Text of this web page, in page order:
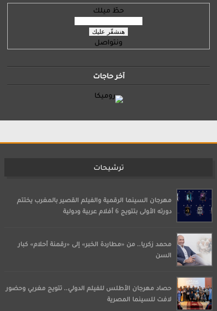
مهرجان السينما الرقمية والفيلم القصير بالمغرب يختتم
دورته الأولى بتتويج 6 أفلام عربية ودولية
محمد زكريا.. من «مطاردة الخبر» إلى «رقمنة أحلام» كبار
السن
حصاد مهرجان الأطلس للفيلم الدولي.. تتويج مغربي وحضور
لافت للسينما المصرية